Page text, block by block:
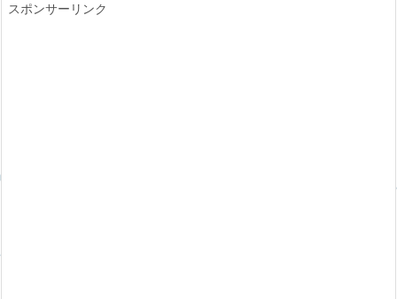
スポンサーリンク